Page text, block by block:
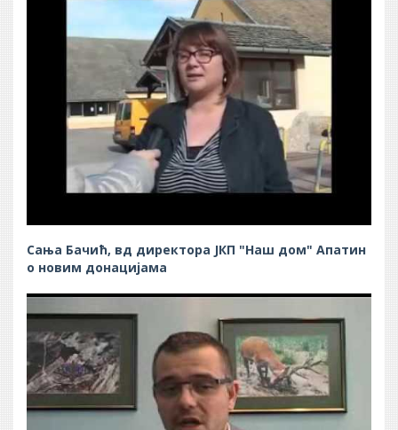
Сања Бачић, вд директора ЈКП "Наш дом" Апатин
о новим донацијама